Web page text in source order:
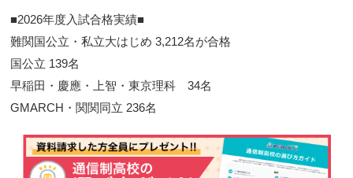
■2026年度入試合格実績■​​
難関国公立・私立大はじめ 3,212名が合格
​ 国公立 139名​
早稲田・慶應・上智・東京理科 34名
GMARCH・関関同立 236名​